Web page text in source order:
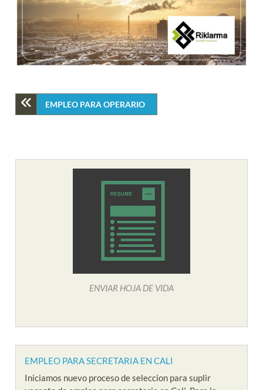
EMPLEO PARA OPERARIO
ENVIAR HOJA DE VIDA
EMPLEO PARA SECRETARIA EN CALI
Iniciamos nuevo proceso de seleccion para suplir